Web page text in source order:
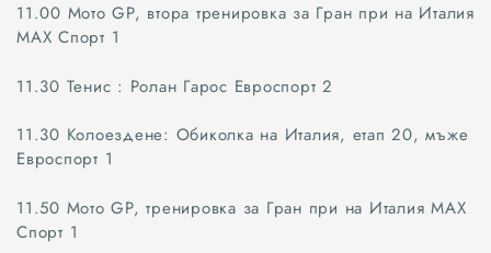
11.00 Мото GP, втора тренировка за Гран при на Италия
МАХ Спорт 1
11.30 Тенис : Ролан Гарос Евроспорт 2
11.30 Колоездене: Обиколка на Италия, етап 20, мъже
Евроспорт 1
11.50 Мото GP, тренировка за Гран при на Италия МАХ
Спорт 1